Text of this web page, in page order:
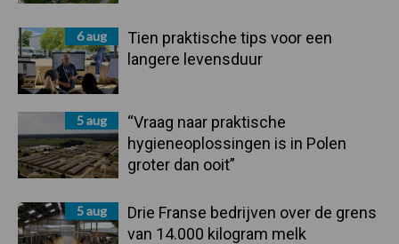
6 aug
Tien praktische tips voor een
langere levensduur
5 aug
“Vraag naar praktische
hygieneoplossingen is in Polen
groter dan ooit”
5 aug
Drie Franse bedrijven over de grens
van 14.000 kilogram melk